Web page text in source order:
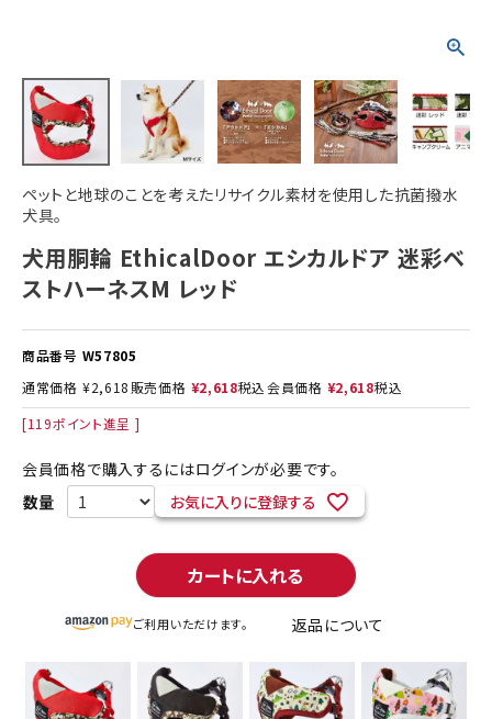
ペットと地球のことを考えたリサイクル素材を使用した抗菌撥水
犬具。
犬用胴輪 EthicalDoor エシカルドア 迷彩ベ
ストハーネスM レッド
商品番号 W57805
通常価格 ¥2,618 販売価格 ¥2,618税込会員価格 ¥2,618税込
[119ポイント進呈 ]
会員価格で購入するにはログインが必要です。
お気に入りに登録する
カートに入れる
ご利用いただけます。 返品について